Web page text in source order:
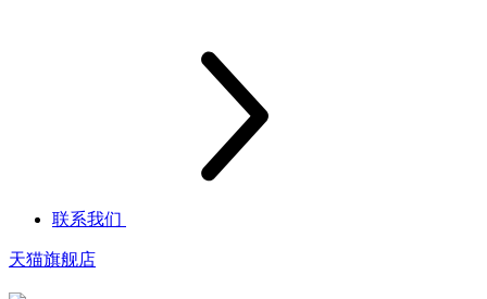
联系我们
天猫旗舰店